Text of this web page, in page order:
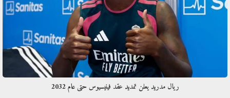
ريال مدريد يعلن تمديد عقد فينيسيوس حتى عام 2032